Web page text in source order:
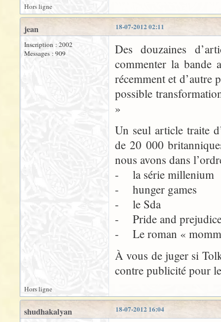
Hors ligne
18-07-2012 02:11
jean
Inscription : 2002
Messages : 909
Des douzaines
commenter la bande
récemment et d’autre
possible
»
Un seul article traite
de 20 000
nous avons dans
- la série millenium
- hunger games
- le Sda
- Pride and
- Le roman «
À vous de juger si
contre publicité pour
Hors ligne
18-07-2012 16:04
shudhakalyan